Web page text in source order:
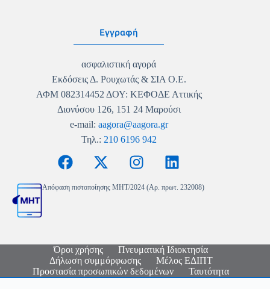
Εγγραφή
ασφαλιστική αγορά
Εκδόσεις Δ. Ρουχωτάς & ΣΙΑ Ο.Ε.
ΑΦΜ 082314452 ΔΟΥ: ΚΕΦΟΔΕ Αττικής
Διονύσου 126, 151 24 Μαρούσι
e-mail: aagora@aagora.gr
Τηλ.: 210 6196 942
Απόφαση πιστοποίησης MHT/2024 (Αρ. πρωτ. 232008)
Όροι χρήσης
Πνευματική Ιδιοκτησία
Δήλωση συμμόρφωσης
Μέλος ΕΔΙΠΤ
Προστασία προσωπικών δεδομένων
Ταυτότητα